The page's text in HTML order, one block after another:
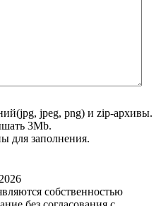
jpeg, png) и zip-архивы.
3Mb.
для заполнения.
собственностью